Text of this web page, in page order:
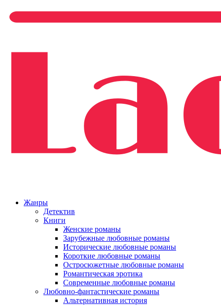
Жанры
Детектив
Книги
Женские романы
Зарубежные любовные романы
Исторические любовные романы
Короткие любовные романы
Остросюжетные любовные романы
Романтическая эротика
Современные любовные романы
Любовно-фантастические романы
Альтернативная история